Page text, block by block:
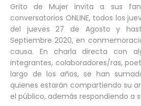
Grito de Mujer invita a sus
conversatorios ONLINE, todos los
del jueves 27 de Agosto y
Septiembre 2020, en
causa. En charla directa con
integrantes, colaboradores/ras,
largo de los años, se han
quienes estarán compartiendo su
el público, además respondiendo a